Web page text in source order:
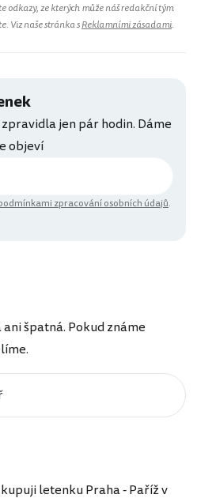
odkazy, ze kterých může náš redakční tým
Viz naše stránka sReklamními zásadami.
jen pár hodin. Dáme
objeví
zpracování osobních údajů.
špatná. Pokud známe
letenku Praha - Paříž v